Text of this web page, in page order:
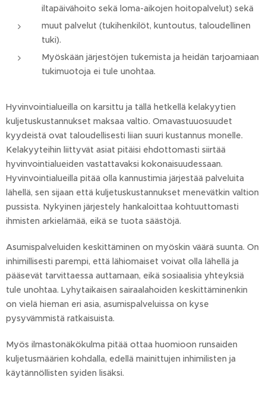
iltapäivähoito sekä loma-aikojen hoitopalvelut) sekä
muut palvelut (tukihenkilöt, kuntoutus, taloudellinen
tuki).
Myöskään järjestöjen tukemista ja heidän tarjoamiaan
tukimuotoja ei tule unohtaa.
Hyvinvointialueilla on karsittu ja tällä hetkellä kelakyytien
kuljetuskustannukset maksaa valtio. Omavastuuosuudet
kyydeistä ovat taloudellisesti liian suuri kustannus monelle.
Kelakyyteihin liittyvät asiat pitäisi ehdottomasti siirtää
hyvinvointialueiden vastattavaksi kokonaisuudessaan.
Hyvinvointialueilla pitää olla kannustimia järjestää palveluita
lähellä, sen sijaan että kuljetuskustannukset menevätkin valtion
pussista. Nykyinen järjestely hankaloittaa kohtuuttomasti
ihmisten arkielämää, eikä se tuota säästöjä.
Asumispalveluiden keskittäminen on myöskin väärä suunta. On
inhimillisesti parempi, että lähiomaiset voivat olla lähellä ja
pääsevät tarvittaessa auttamaan, eikä sosiaalisia yhteyksiä
tule unohtaa. Lyhytaikaisen sairaalahoiden keskittäminenkin
on vielä hieman eri asia, asumispalveluissa on kyse
pysyvämmistä ratkaisuista.
Myös ilmastonäkökulma pitää ottaa huomioon runsaiden
kuljetusmäärien kohdalla, edellä mainittujen inhimilisten ja
käytännöllisten syiden lisäksi.